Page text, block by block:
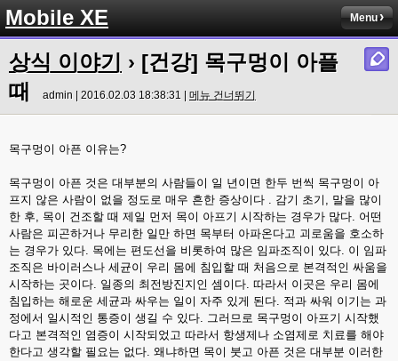
Mobile XE Menu
상식 이야기
› [건강] 목구멍이 아플
때
admin | 2016.02.03 18:38:31 | 메뉴 건너뛰기
목구멍이 아픈 이유는?
목구멍이 아픈 것은 대부분의 사람들이 일 년이면 한두 번씩 목구멍이 아
프지 않은 사람이 없을 정도로 매우 흔한 증상이다 . 감기 초기, 말을 많이
한 후, 목이 건조할 때 제일 먼저 목이 아프기 시작하는 경우가 많다. 어떤
사람은 피곤하거나 무리한 일만 하면 목부터 아파온다고 괴로움을 호소하
는 경우가 있다. 목에는 편도선을 비롯하여 많은 임파조직이 있다. 이 임파
조직은 바이러스나 세균이 우리 몸에 침입할 때 처음으로 본격적인 싸움을
시작하는 곳이다. 일종의 최전방진지인 셈이다. 따라서 이곳은 우리 몸에
침입하는 해로운 세균과 싸우는 일이 자주 있게 된다. 적과 싸워 이기는 과
정에서 일시적인 통증이 생길 수 있다. 그러므로 목구멍이 아프기 시작했
다고 본격적인 염증이 시작되었고 따라서 항생제나 소염제로 치료를 해야
한다고 생각할 필요는 없다. 왜냐하면 목이 붓고 아픈 것은 대부분 이러한